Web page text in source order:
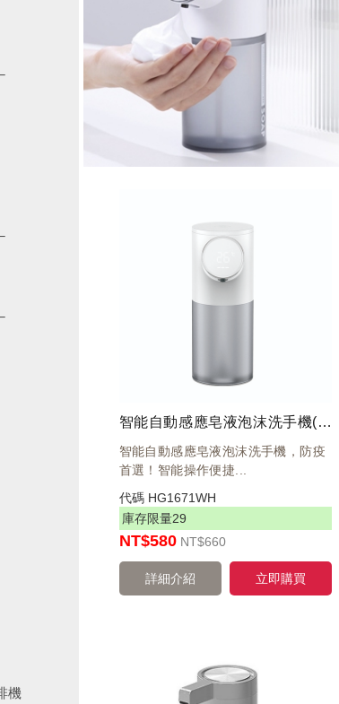
機
智能自動感應皂液泡沫洗手機(白)D101
智能自動感應皂液泡沫洗手機，防疫
首選！智能操作便捷...
代碼 HG1671WH
庫存限量29
NT$580 NT$660
立即購買
詳細介紹